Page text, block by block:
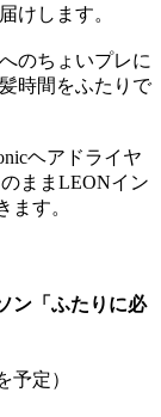
けします。
のちょいプレに
時間をふたりで
ヘアドライヤ
ままLEONイン
ます。
ン「ふたりに必
予定）